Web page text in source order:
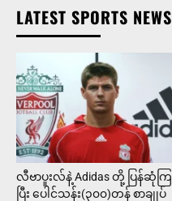
LATEST SPORTS NEWS
လီဗာပူးလ်နဲ့ Adidas တို့ ပြန်ဆုံကြ
ပြီး ပေါင်သန်း(၃၀၀)တန် စာချုပ်